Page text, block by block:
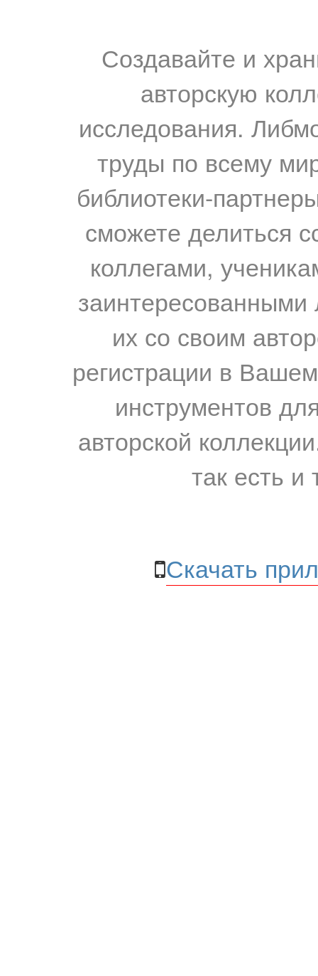
Создавайте и
авторскую
исследования.
труды по всему
библиотеки-
сможете делиться
коллегами,
их со своим
регистрации в
инструментов
авторской
так есть и
Скачать